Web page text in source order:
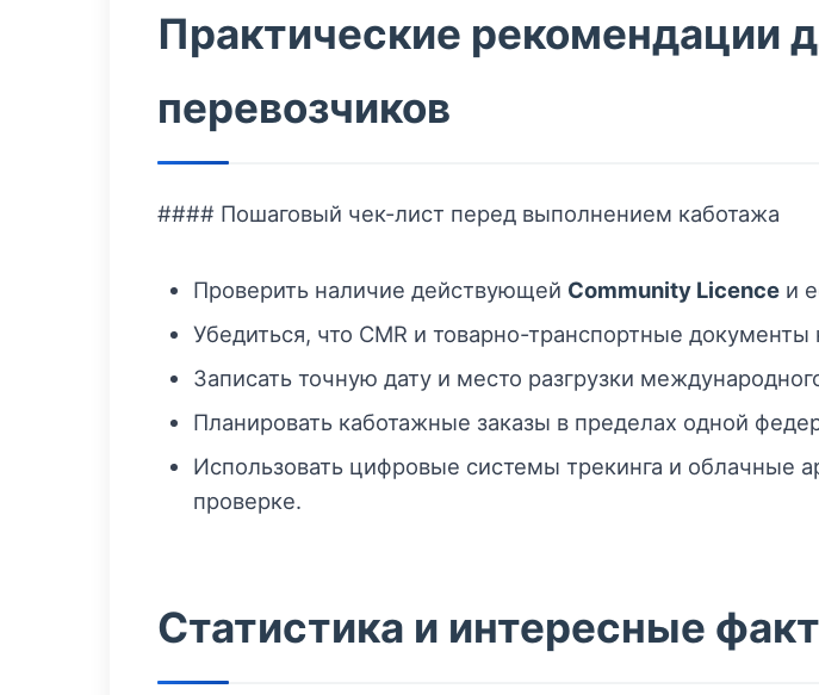
Практические рекомендации
перевозчиков
#### Пошаговый чек-лист перед выполнением каботажа
Проверить наличие действующей Community Licence и
Убедиться, что CMR и товарно-транспортные
Записать точную дату и место разгрузки
Планировать каботажные заказы в пределах одной
Использовать цифровые системы трекинга и облачные
проверке.
Статистика и интересные